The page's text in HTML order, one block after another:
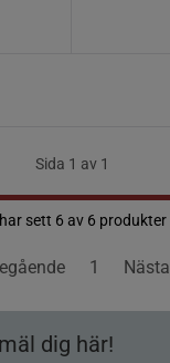
Sida 1 av 1
sett 6 av 6 produkter
1 Nästa
dig här!